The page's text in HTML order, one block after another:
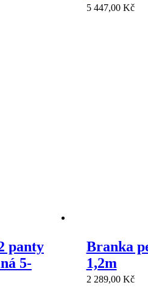
5 447,00 Kč
panty
5-
Branka
1,2m
2 289,00 Kč